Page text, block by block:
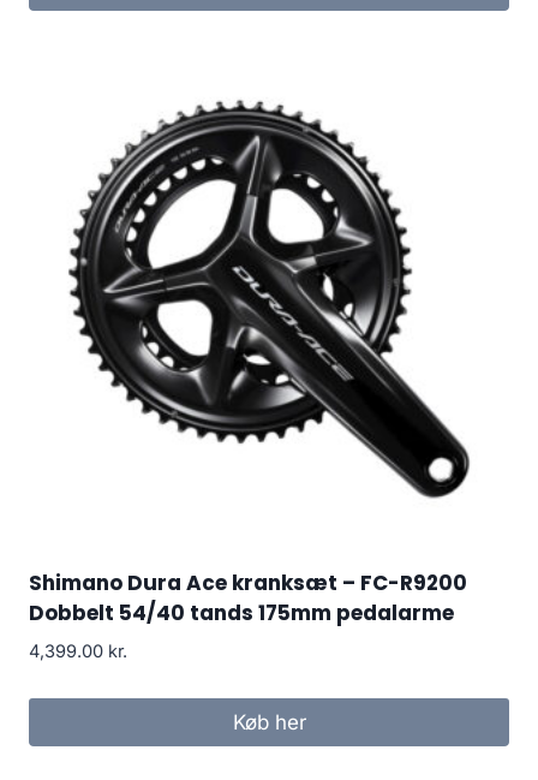
Shimano Dura Ace kranksæt – FC-R9200
Dobbelt 54/40 tands 175mm pedalarme
4,399.00 kr.
Køb her